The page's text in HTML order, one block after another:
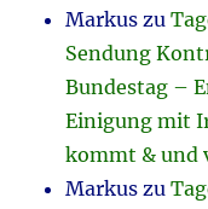
Markus zu
Sendung
Bundestag –
Einigung mit
kommt & und
Markus zu